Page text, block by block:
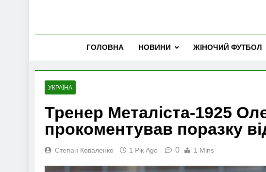
ГОЛОВНА НОВИНИ ЖІНОЧИЙ ФУТБОЛ
УКРАЇНА
Тренер Металіста-1925
прокоментував поразку
Степан Коваленко 1 Рік Ago 0 1 Mins